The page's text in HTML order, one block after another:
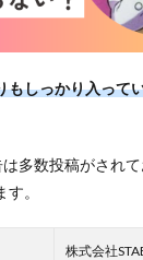
もしっかり入って
多数投稿がされ
。
株式会社